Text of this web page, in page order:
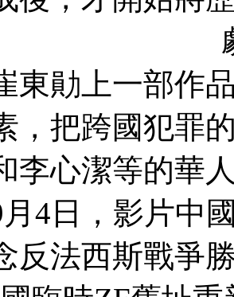
勛上一部作品
，把跨國犯罪
李心潔等的華
日，影片中國
反法西斯戰爭